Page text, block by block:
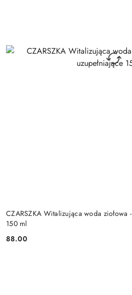
CZARSZKA Witalizująca woda ziołowa
150 ml
Cena:
88.00